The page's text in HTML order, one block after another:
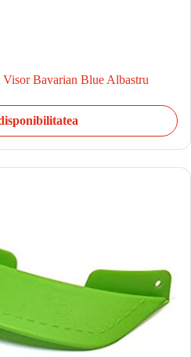
Visor Bavarian Blue Albastru